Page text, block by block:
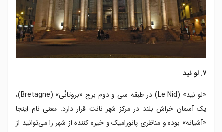
۷. لو نید
«لو نید» (Le Nid) در طبقه سی و دوم برج «بروتانْی» (Bretagne)،
یک آسمان خراش بلند در مرکز شهر نانت قرار دارد. معنی نام اینجا
«آشیانه» بوده و مناظری پانورامیک و خیره کننده از شهر را می‌توانید از